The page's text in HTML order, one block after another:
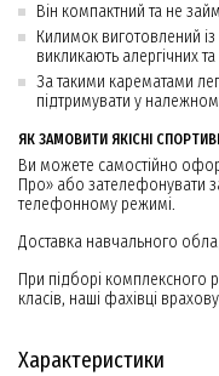
Він компактний та не
Килимок виготовлений
викликають алергічних
За такими карематами
підтримувати у належному
ЯК ЗАМОВИТИ ЯКІСНІ
Ви можете самостійно
Про» або зателефонувати
телефонному режимі.
Доставка навчального
При підборі комплексного
класів, наші фахівці
Характеристики